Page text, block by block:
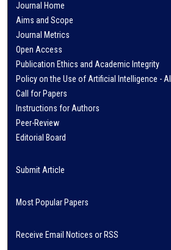
Journal Home
Aims and Scope
Journal Metrics
Open Access
Publication Ethics and Academic Integrity
Policy on the Use of Artificial Intelligence - AI
Call for Papers
Instructions for Authors
Peer-Review
Editorial Board
Submit Article
Most Popular Papers
Receive Email Notices or RSS